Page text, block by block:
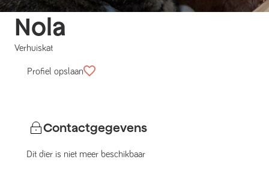
Nola
Verhuiskat
Profiel opslaan
Contactgegevens
Dit dier is niet meer beschikbaar